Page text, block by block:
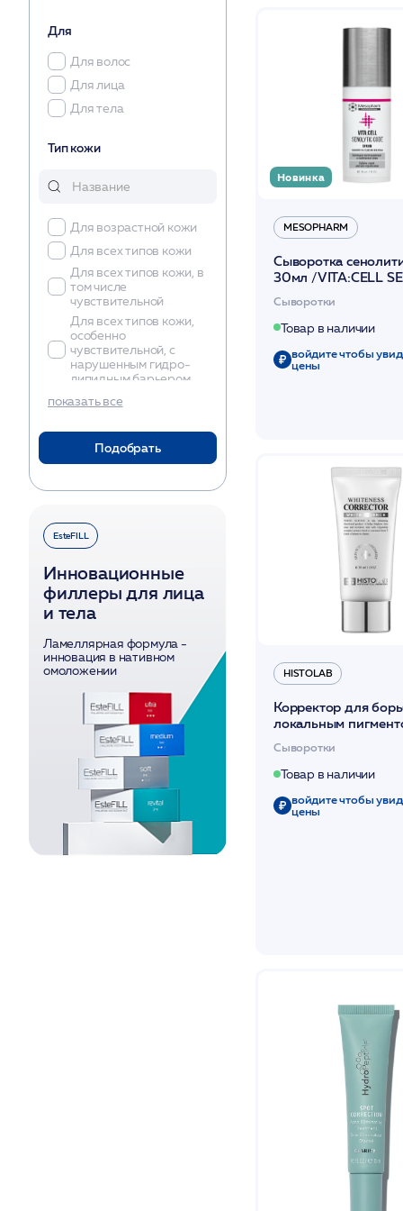
SKINCOUTURE
Stella Marina
Чистовье
Для
Для волос
Для лица
Для тела
Тип кожи
Для возрастной кожи
Для всех типов кожи
Для всех типов кожи, в
том числе
чувствительной
Для всех типов кожи,
особенно
чувствительной, с
нарушенным гидро-
липидным барьером
Для кожи вокруг глаз
Для кожи, склонной к
воспалительным
Для мужской кожи
Для сухой кожи
Для тела
реактивной кожи
Для шеи и декольте
Жирная и проблемная
Комбинированная
Нормальная
Обезвоженная
После агрессивных
факторов воздействия
Против выпадения
волос, для ломких,
тонких и
поврежденных,
алопеция
С пигментацией
показать все
Подобрать
EsteFILL
Инновационные
филлеры для лица
и тела
Ламеллярная формула -
инновация в нативном
омоложении
Новинка
MESOPHARM
Сыворотка
30мл /VITA:CELL
Сыворотки
Товар в наличии
войдите чтобы
цены
HISTOLAB
Корректор для
локальным
WHITENESS
50мл /HISTOLAB*
Сыворотки
Товар в наличии
войдите чтобы
цены